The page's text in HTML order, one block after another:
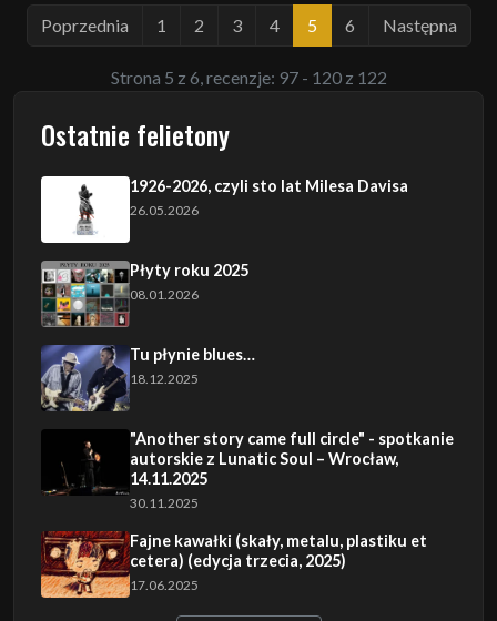
Poprzednia 1 2 3 4 5 6 Następna
Strona 5 z 6, recenzje: 97 - 120 z 122
Ostatnie felietony
1926-2026, czyli sto lat Milesa Davisa
26.05.2026
Płyty roku 2025
08.01.2026
Tu płynie blues…
18.12.2025
"Another story came full circle" - spotkanie
autorskie z Lunatic Soul – Wrocław,
14.11.2025
30.11.2025
Fajne kawałki (skały, metalu, plastiku et
cetera) (edycja trzecia, 2025)
17.06.2025